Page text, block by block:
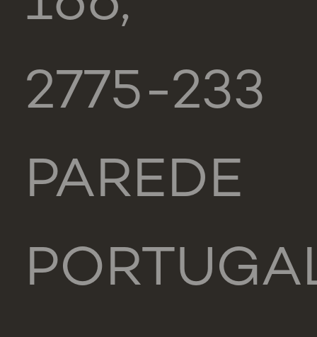
2775-233
PAREDE